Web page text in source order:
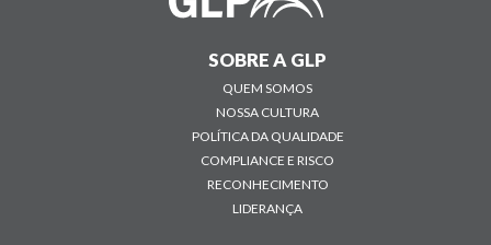
SOBRE A GLP
QUEM SOMOS
NOSSA CULTURA
POLÍTICA DA QUALIDADE
COMPLIANCE E RISCO
RECONHECIMENTO
LIDERANÇA